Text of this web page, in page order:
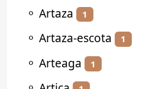
⚬ Artaza 1
⚬ Artaza-escota 1
⚬ Arteaga 1